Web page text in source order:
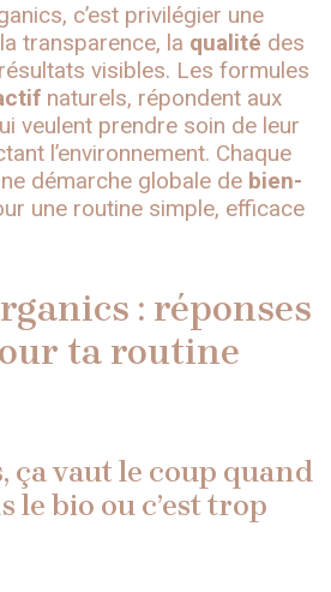
c’est privilégier une
transparence, la qualité des
visibles. Les formules
naturels, répondent aux
veulent prendre soin de leur
l’environnement. Chaque
démarche globale de bien-
une routine simple, efficace
: réponses
ta routine
ça vaut le coup quand
le bio ou c’est trop